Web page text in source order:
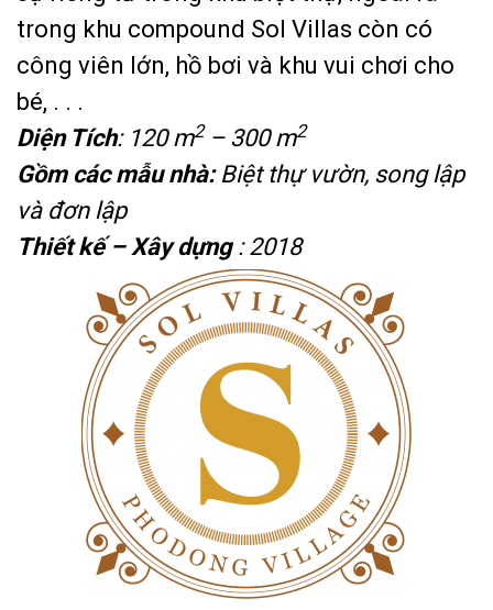
trong khu compound Sol Villas còn có
công viên lớn, hồ bơi và khu vui chơi cho
bé, . . .
Diện Tích: 120 m2– 300 m2
Gồm các mẫu nhà:Biệt thự vườn, song lập
và đơn lập
Thiết kế – Xây dựng: 2018